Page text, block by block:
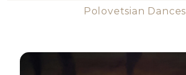
Polovetsian Dances